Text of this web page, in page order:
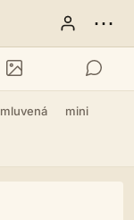
⋯
mluvená mini